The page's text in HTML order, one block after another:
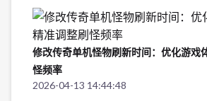
修改传奇单机怪物刷新时间：优化游戏
怪频率
2026-04-13 14:44:48